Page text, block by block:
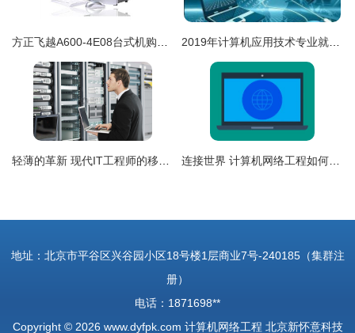
地址：北京市平谷区兴谷园小区18号楼1层商业7号-240185（集群注
册）
电话：1871698**
Copyright © 2026 www.dyfpk.com 计算机网络工程 北京新怀意科技